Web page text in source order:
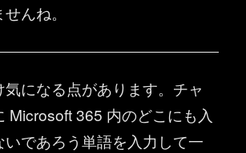
んね。
になる点があります。チャ
Microsoft 365 内のどこにも入
いであろう単語を入力して一